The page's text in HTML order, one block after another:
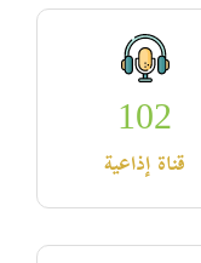
102
قناة إذاعية